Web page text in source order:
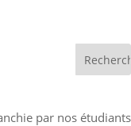
par nos étudiants